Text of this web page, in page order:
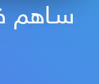
سـاهم